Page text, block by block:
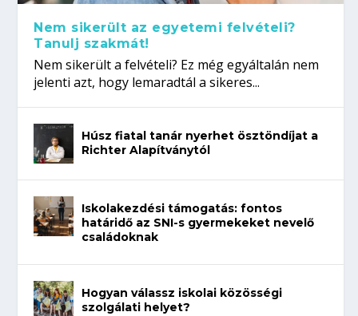
Nem sikerült az egyetemi felvételi?
Tanulj szakmát!
Nem sikerült a felvételi? Ez még egyáltalán nem
jelenti azt, hogy lemaradtál a sikeres...
Húsz fiatal tanár nyerhet ösztöndíjat a
Richter Alapítványtól
Iskolakezdési támogatás: fontos
határidő az SNI-s gyermekeket nevelő
családoknak
Hogyan válassz iskolai közösségi
szolgálati helyet?